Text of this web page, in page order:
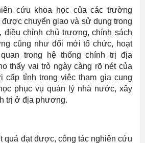
cứu khoa học của các trường
chuyển giao và sử dụng trong
điều chỉnh chủ trương, chính sách
cũng như đổi mới tổ chức, hoạt
trong hệ thống chính trị địa
thấy vai trò ngày càng rõ nét của
cấp tỉnh trong việc tham gia cung
phục vụ quản lý nhà nước, xây
trị ở địa phương.
quả đạt được, công tác nghiên cứu